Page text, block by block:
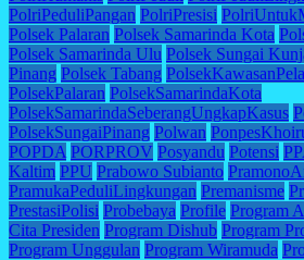
PolriPeduliPangan PolriPresisi
Polsek Palaran Polsek Samarinda Kota
Polsek Samarinda Ulu Polsek Sungai
Pinang Polsek Tabang
PolsekPalaran PolsekSamarindaKota
PolsekSamarindaSeberangUngkapKasus
PolsekSungaiPinang Polwan
POPDA PORPROV Posyandu Potensi
Kaltim PPU Prabowo Subianto
PramukaPeduliLingkungan Premanisme
PrestasiPolisi Probebaya Profile Program
Cita Presiden Program Dishub Program
Program Unggulan Program Wiramuda